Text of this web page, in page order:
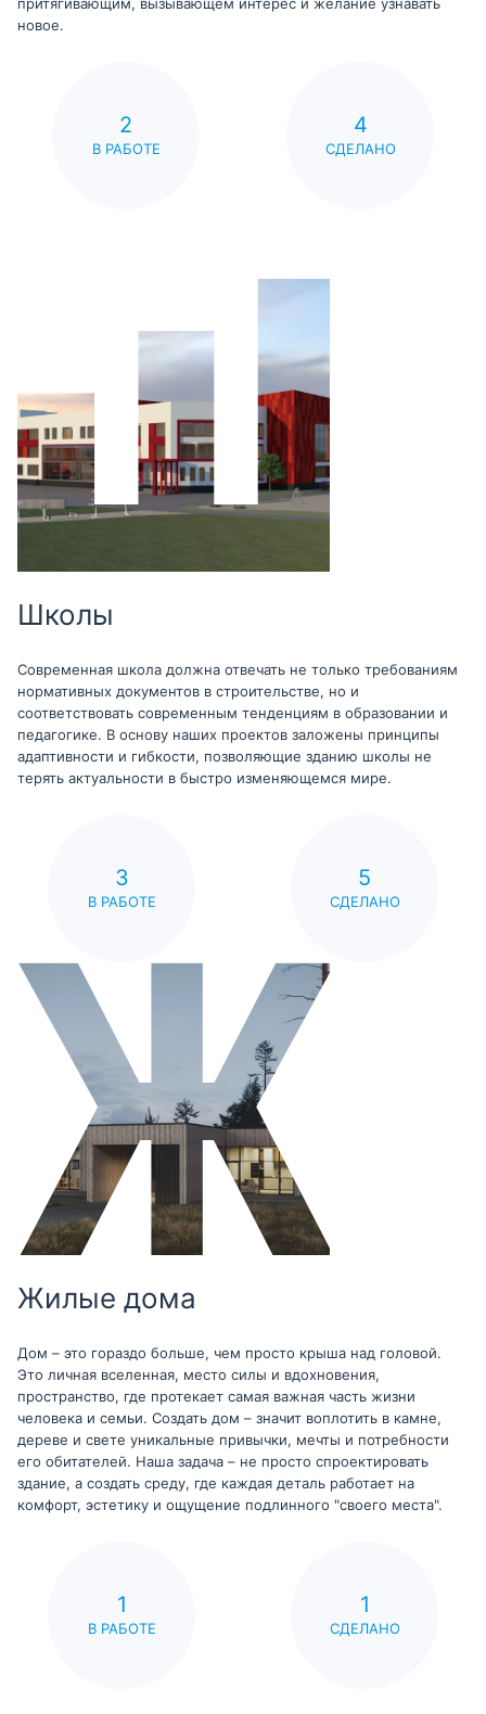
притягивающим, вызывающем интерес и желание узнавать
новое.
2
В РАБОТЕ
4
СДЕЛАНО
Школы
Современная школа должна отвечать не только требованиям
нормативных документов в строительстве, но и
соответствовать современным тенденциям в образовании и
педагогике. В основу наших проектов заложены принципы
адаптивности и гибкости, позволяющие зданию школы не
терять актуальности в быстро изменяющемся мире.
3
В РАБОТЕ
5
СДЕЛАНО
Жилые дома
Дом – это гораздо больше, чем просто крыша над головой.
Это личная вселенная, место силы и вдохновения,
пространство, где протекает самая важная часть жизни
человека и семьи. Создать дом – значит воплотить в камне,
дереве и свете уникальные привычки, мечты и потребности
его обитателей. Наша задача – не просто спроектировать
здание, а создать среду, где каждая деталь работает на
комфорт, эстетику и ощущение подлинного "своего места".
1
В РАБОТЕ
1
СДЕЛАНО